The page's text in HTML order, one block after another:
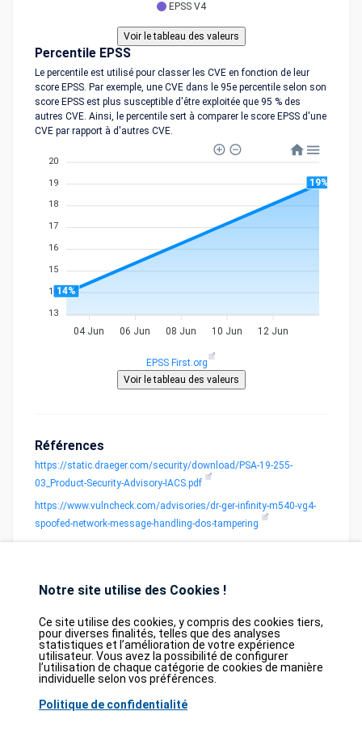
EPSS V4
Percentile EPSS
Le percentile est utilisé pour classer les CVE en fonction de leur
score EPSS. Par exemple, une CVE dans le 95e percentile selon son
score EPSS est plus susceptible d'être exploitée que 95 % des
autres CVE. Ainsi, le percentile sert à comparer le score EPSS d'une
CVE par rapport à d'autres CVE.
20
19
18
17
16
15
14
13
14%
19%
04 Jun 06 Jun 08 Jun 10 Jun 12 Jun
EPSS First.org
Références
https://static.draeger.com/security/download/PSA-19-255-
03_Product-Security-Advisory-IACS.pdf
https://www.vulncheck.com/advisories/dr-ger-infinity-m540-vg4-
spoofed-network-message-handling-dos-tampering
tesweb SA
Database
Partners
GDPR Contact Purchase
Notre site utilise des Cookies !
Ce site utilise des cookies, y compris des cookies tiers,
pour diverses finalités, telles que des analyses
statistiques et l’amélioration de votre expérience
utilisateur. Vous avez la possibilité de configurer
l’utilisation de chaque catégorie de cookies de manière
individuelle selon vos préférences.
Politique de confidentialité